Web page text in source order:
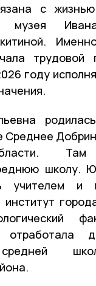
с
музея
трудовой
году
Среднее
Там
школу.
учителем и
институт